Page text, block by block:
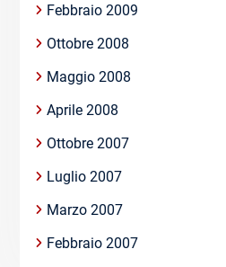
Febbraio 2009
Ottobre 2008
Maggio 2008
Aprile 2008
Ottobre 2007
Luglio 2007
Marzo 2007
Febbraio 2007